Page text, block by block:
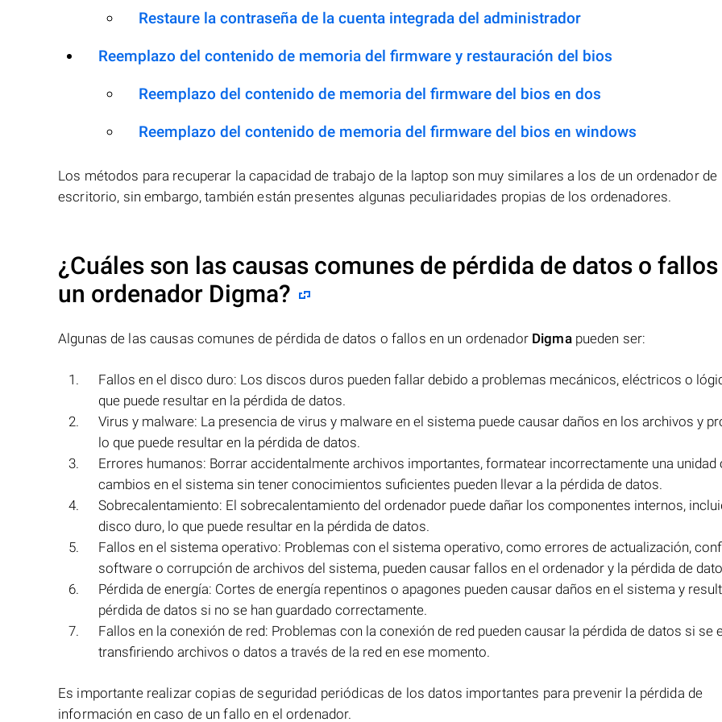
Restaure la contraseña de la cuenta integrada del administrador
Reemplazo del contenido de memoria del firmware y restauración del bios
Reemplazo del contenido de memoria del firmware del bios en dos
Reemplazo del contenido de memoria del firmware del bios en windows
Los métodos para recuperar la capacidad de trabajo de la laptop son muy similares a los de un ordenador de
escritorio, sin embargo, también están presentes algunas peculiaridades propias de los ordenadores.
¿Cuáles son las causas comunes de pérdida de datos o
un ordenador Digma?
Algunas de las causas comunes de pérdida de datos o fallos en un ordenador Digmapueden ser:
Fallos en el disco duro: Los discos duros pueden fallar debido a problemas mecánicos, eléctricos o
que puede resultar en la pérdida de datos.
Virus y malware: La presencia de virus y malware en el sistema puede causar daños en los archivos y
lo que puede resultar en la pérdida de datos.
Errores humanos: Borrar accidentalmente archivos importantes, formatear incorrectamente una unidad
cambios en el sistema sin tener conocimientos suficientes pueden llevar a la pérdida de datos.
Sobrecalentamiento: El sobrecalentamiento del ordenador puede dañar los componentes internos,
disco duro, lo que puede resultar en la pérdida de datos.
Fallos en el sistema operativo: Problemas con el sistema operativo, como errores de actualización,
software o corrupción de archivos del sistema, pueden causar fallos en el ordenador y la pérdida de
Pérdida de energía: Cortes de energía repentinos o apagones pueden causar daños en el sistema y
pérdida de datos si no se han guardado correctamente.
Fallos en la conexión de red: Problemas con la conexión de red pueden causar la pérdida de datos si se
transfiriendo archivos o datos a través de la red en ese momento.
Es importante realizar copias de seguridad periódicas de los datos importantes para prevenir la pérdida de
información en caso de un fallo en el ordenador.